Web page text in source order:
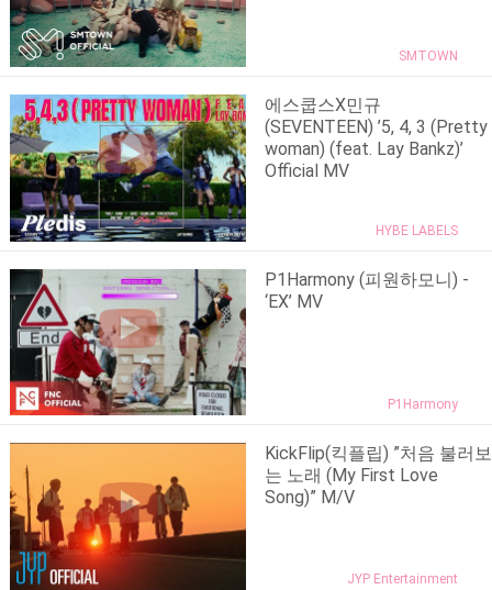
SMTOWN
에스쿱스X민규
(SEVENTEEN) ’5, 4, 3 (Pretty
woman) (feat. Lay Bankz)’
Official MV
HYBE LABELS
P1Harmony (피원하모니) -
‘EX’ MV
P1Harmony
KickFlip(킥플립) ”처음 불러보
는 노래 (My First Love
Song)” M/V
JYP Entertainment